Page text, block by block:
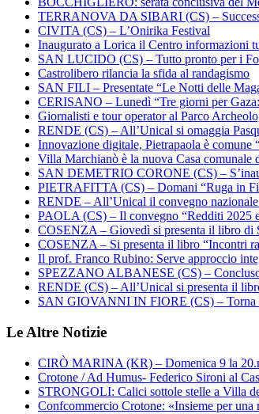
TERRANOVA DA SIBARI (CS) –
CIVITA (CS) – L’Onirika Festival
Inaugurato a Lorica il Centro informazioni
SAN LUCIDO (CS) – Tutto pronto per i
Castrolibero rilancia la sfida al randagismo
SAN FILI – Presentate “Le Notti delle
CERISANO – Lunedì “Tre giorni per
Giornalisti e tour operator al Parco
RENDE (CS) – All’Unical si omaggia
Innovazione digitale, Pietrapaola è comune
Villa Marchianò è la nuova Casa comunale
SAN DEMETRIO CORONE (CS) –
PIETRAFITTA (CS) – Domani “Ruga in
RENDE – All’Unical il convegno
PAOLA (CS) – Il convegno “Redditi 2025
COSENZA – Giovedì si presenta il libro di
COSENZA – Si presenta il libro “Incontri
Il prof. Franco Rubino: Serve approccio
SPEZZANO ALBANESE (CS) –
RENDE (CS) – All’Unical si presenta il
SAN GIOVANNI IN FIORE (CS) – Torna
Le Altre Notizie
CIRÒ MARINA (KR) – Domenica 9 la
Crotone / Ad Humus- Federico Sironi al
STRONGOLI: Calici sottole stelle a Villa
Confcommercio Crotone: «Insieme per una